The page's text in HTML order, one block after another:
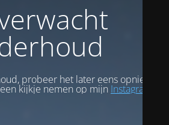
probeer het later eens opnieuw.
kijkje nemen op mijn Instagram